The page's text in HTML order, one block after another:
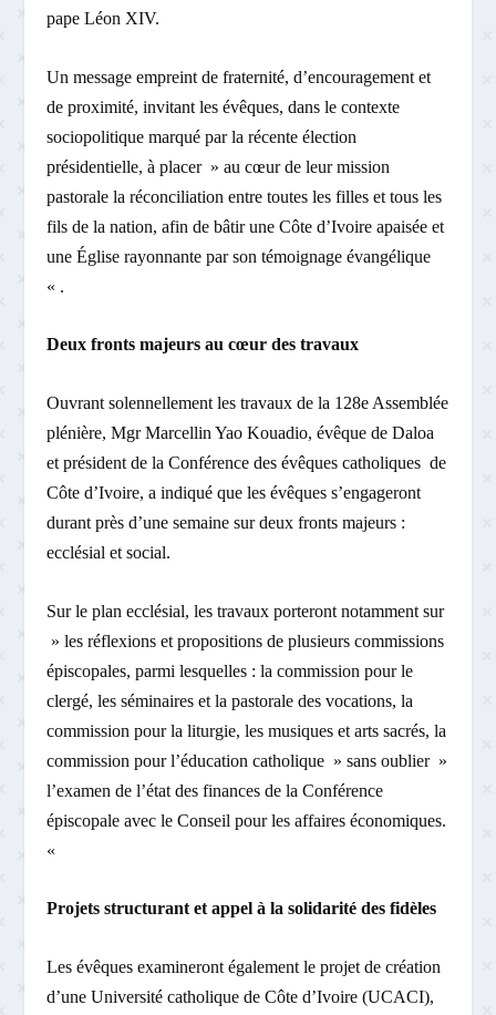
pape Léon XIV.
Un message empreint de fraternité, d’encouragement et
de proximité, invitant les évêques, dans le contexte
sociopolitique marqué par la récente élection
présidentielle, à placer » au cœur de leur mission
pastorale la réconciliation entre toutes les filles et tous les
fils de la nation, afin de bâtir une Côte d’Ivoire apaisée et
une Église rayonnante par son témoignage évangélique
« .
Deux fronts majeurs au cœur des travaux
Ouvrant solennellement les travaux de la 128e Assemblée
plénière, Mgr Marcellin Yao Kouadio, évêque de Daloa
et président de la Conférence des évêques catholiques de
Côte d’Ivoire, a indiqué que les évêques s’engageront
durant près d’une semaine sur deux fronts majeurs :
ecclésial et social.
Sur le plan ecclésial, les travaux porteront notamment sur
» les réflexions et propositions de plusieurs commissions
épiscopales, parmi lesquelles : la commission pour le
clergé, les séminaires et la pastorale des vocations, la
commission pour la liturgie, les musiques et arts sacrés, la
commission pour l’éducation catholique » sans oublier »
l’examen de l’état des finances de la Conférence
épiscopale avec le Conseil pour les affaires économiques.
«
Projets structurant et appel à la solidarité des fidèles
Les évêques examineront également le projet de création
d’une Université catholique de Côte d’Ivoire (UCACI),